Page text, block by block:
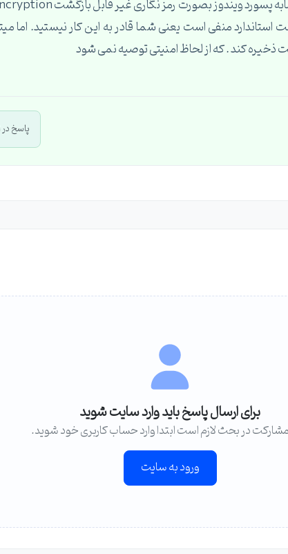
ذخیره کند . که از لحاظ امنیتی توصیه نمی شود
پاسخ در 1395/12/01 توسط
برای ارسال پاسخ باید وارد سایت شوید
در بحث لازم است ابتدا وارد حساب کاربری خود شوید.
ورود به سایت